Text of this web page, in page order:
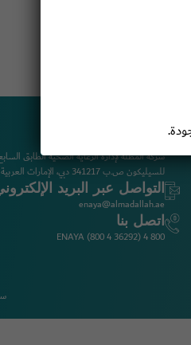
شركة المظلة لإدارة الرعاية الصحية الطابق
للسيليكون ص.ب 341217 دبي، الإمارات العربية المتحدة
التواصل عبر البريد
enaya@almadallah.ae
اتصل بنا
800 4 ENAYA (800 4 36292)